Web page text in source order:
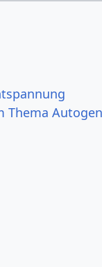
Thema